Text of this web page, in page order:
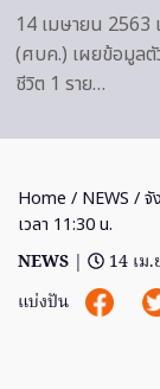
14 เมษายน 2563
(ศบค.) เผยข้อมูลตั
ชีวิต 1 ราย…
Home / NEWS / จั
เวลา 11:30 น.
NEWS |
14 เม
แบ่งปัน